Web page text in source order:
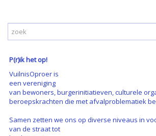
P(r)ik het op!
VuilnisOproer is
een vereniging
van bewoners, burgerinitiatieven, culturele
beroepskrachten die met afvalproblematiek
Samen zetten we ons op diverse niveaus in
van de straat tot